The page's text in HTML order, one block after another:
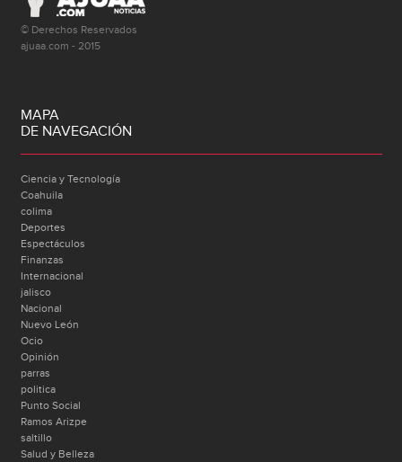
© Derechos Reservados
ajuaa.com - 2015
MAPA
DE NAVEGACIÓN
Ciencia y Tecnología
Coahuila
colima
Deportes
Espectáculos
Finanzas
Internacional
jalisco
Nacional
Nuevo León
Ocio
Opinión
parras
politica
Punto Social
Ramos Arizpe
saltillo
Salud y Belleza